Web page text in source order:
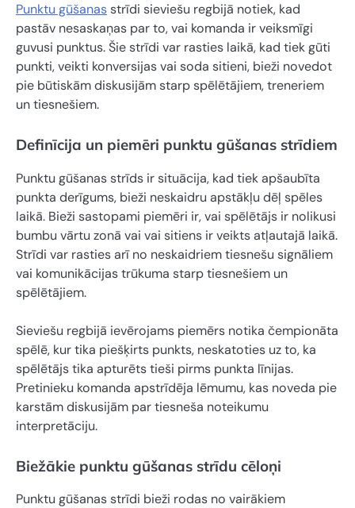
Punktu gūšanasstrīdi sieviešu regbijā notiek, kad
pastāv nesaskaņas par to, vai komanda ir veiksmīgi
guvusi punktus. Šie strīdi var rasties laikā, kad tiek gūti
punkti, veikti konversijas vai soda sitieni, bieži novedot
pie būtiskām diskusijām starp spēlētājiem, treneriem
un tiesnešiem.
Definīcija un piemēri punktu gūšanas strīdiem
Punktu gūšanas strīds ir situācija, kad tiek apšaubīta
punkta derīgums, bieži neskaidru apstākļu dēļ spēles
laikā. Bieži sastopami piemēri ir, vai spēlētājs ir nolikusi
bumbu vārtu zonā vai vai sitiens ir veikts atļautajā laikā.
Strīdi var rasties arī no neskaidriem tiesnešu signāliem
vai komunikācijas trūkuma starp tiesnešiem un
spēlētājiem.
Sieviešu regbijā ievērojams piemērs notika čempionāta
spēlē, kur tika piešķirts punkts, neskatoties uz to, ka
spēlētājs tika apturēts tieši pirms punkta līnijas.
Pretinieku komanda apstrīdēja lēmumu, kas noveda pie
karstām diskusijām par tiesneša noteikumu
interpretāciju.
Biežākie punktu gūšanas strīdu cēloņi
Punktu gūšanas strīdi bieži rodas no vairākiem